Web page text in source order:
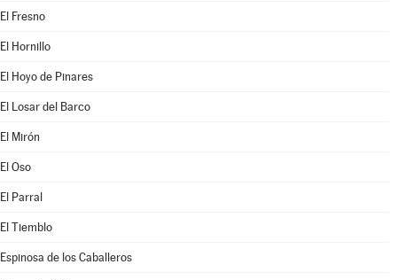
El Fresno
El Hornillo
El Hoyo de Pinares
El Losar del Barco
El Mirón
El Oso
El Parral
El Tiemblo
Espinosa de los Caballeros